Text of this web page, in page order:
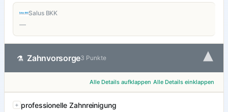
Salus BKK
—
⚗ Zahnvorsorge3 Punkte ▾
Alle Details aufklappen Alle Details einklappen
professionelle Zahnreinigung